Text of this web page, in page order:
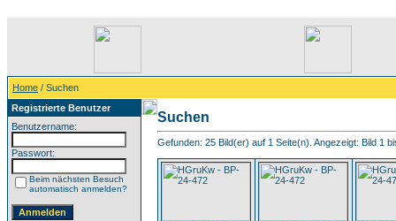
Home / Suchen
Registrierte Benutzer
Benutzername:
Passwort:
Beim nächsten Besuch
automatisch anmelden?
Suchen
Gefunden: 25 Bild(er) auf 1 Seite(n). Angezeigt: Bild 1